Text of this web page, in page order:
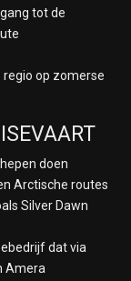
tot de
regio op zomerse
doen
Arctische routes
Silver Dawn
dat via
Amera